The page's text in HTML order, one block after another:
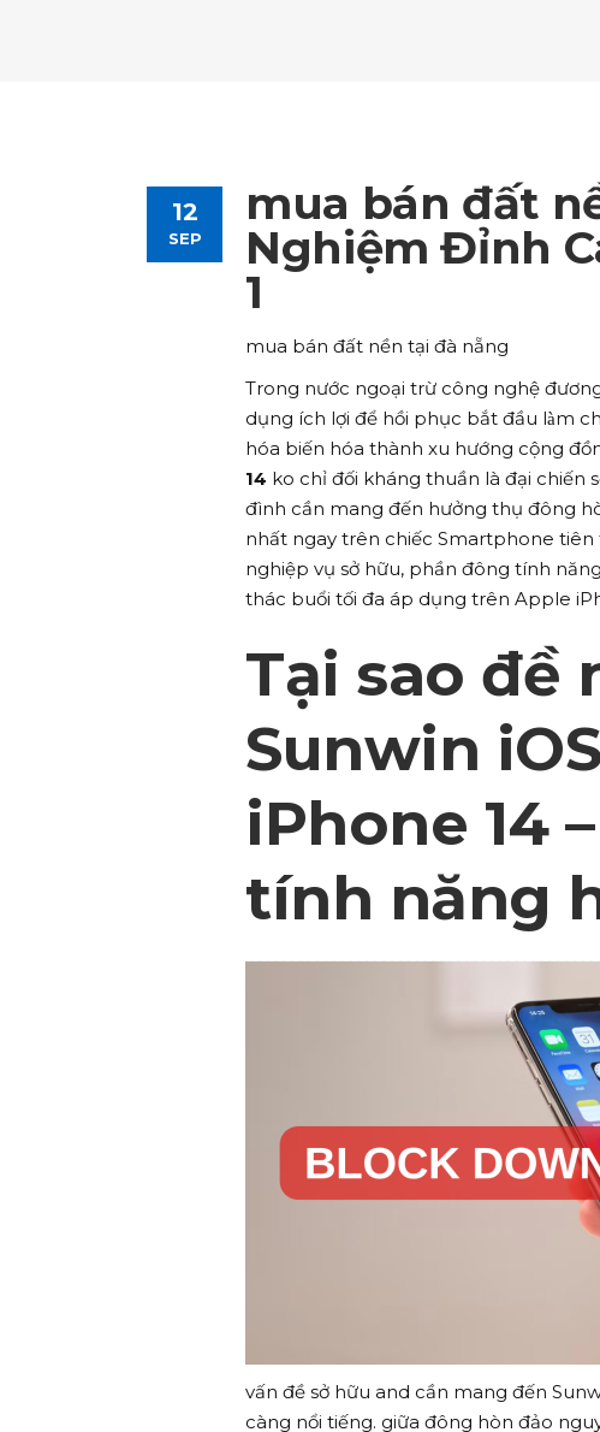
Team List
Advanced Link Section Google
12
SEP
mua bán đất
Nghiệm Đỉnh
1
mua bán đất nền tại đà nẵng
Trong nước ngoại trừ công nghệ
dụng ích lợi để hồi phục bắt đầu làm
hóa biến hóa thành xu hướng cộng
14 ko chỉ đối kháng thuần là đại chiến
đình cần mang đến hưởng thụ đông
nhất ngay trên chiếc Smartphone
nghiệp vụ sở hữu, phần đông tính
thác buổi tối đa áp dụng trên Apple
Tại sao đề
Sunwin
iPhone 14
tính năng
vấn đề sở hữu and cần mang đến
càng nổi tiếng. giữa đông hòn đảo